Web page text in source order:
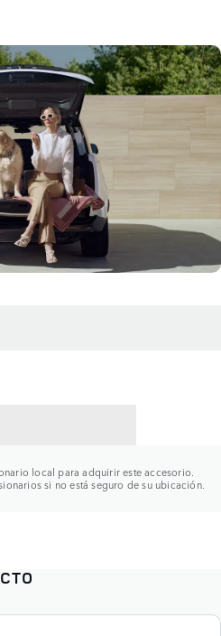
local para adquirir este accesorio.
si no está seguro de su ubicación.